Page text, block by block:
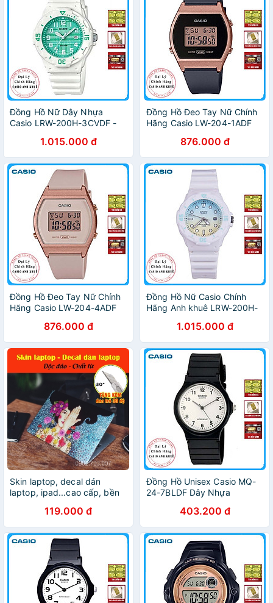
Đồng Hồ Nữ Dây Nhựa
Casio LRW-200H-3CVDF -
1.015.000 đ
Đồng Hồ Đeo Tay Nữ Chính
Hãng Casio LW-204-1ADF
876.000 đ
Đồng Hồ Đeo Tay Nữ Chính
Hãng Casio LW-204-4ADF
876.000 đ
Đồng Hồ Nữ Casio Chính
Hãng Anh khuê LRW-200H-
Hiệu Nhật Bản1.015.000 đ
Skin laptop, decal dán
laptop, ipad...cao cấp, bền
DAO TRỔ - MẪU DÀNH CHO
NỮ
119.000 đ
Đồng Hồ Unisex Casio MQ-
24-7BLDF Dây Nhựa
403.200 đ